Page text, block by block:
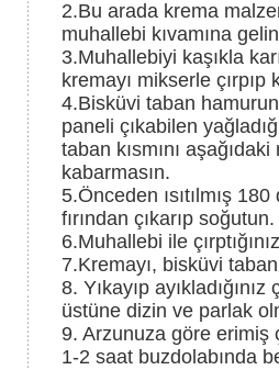
2.Bu arada krema
muhallebi kıvamına
3.Muhallebiyi kaşıkla
kremayı mikserle
4.Bisküvi taban
paneli çıkabilen
taban kısmını
kabarmasın.
5.Önceden ısıtılmış
fırından çıkarıp soğutun.
6.Muhallebi ile
7.Kremayı, bisküvi
8. Yıkayıp
üstüne dizin ve parlak
9. Arzunuza göre erimiş
1-2 saat buzdolabında